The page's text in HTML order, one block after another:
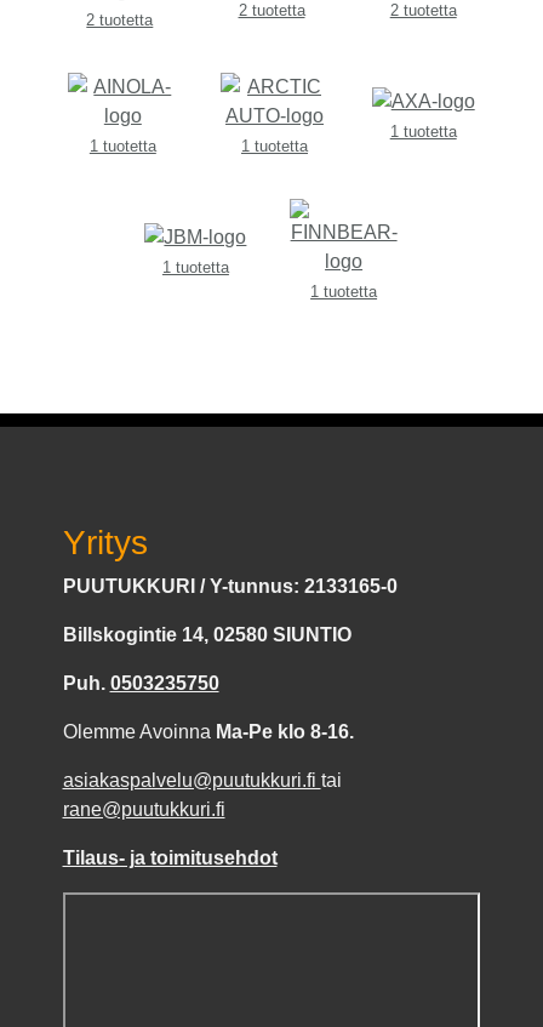
2 tuotetta
2 tuotetta 2 tuotetta
1 tuotetta 1 tuotetta
1 tuotetta
1 tuotetta
1 tuotetta
Yritys
PUUTUKKURI / Y-tunnus: 2133165-0
Billskogintie 14, 02580 SIUNTIO
Puh. 0503235750
Olemme Avoinna Ma-Pe klo 8-16.
asiakaspalvelu@puutukkuri.fi tai
rane@puutukkuri.fi
Tilaus- ja toimitusehdot